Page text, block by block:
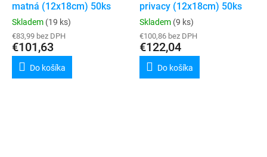
matná (12x18cm) 50ks
Skladem (19 ks)
€83,99 bez DPH
€101,63
Do košíka
privacy (12x18cm) 50ks
Skladem (9 ks)
€100,86 bez DPH
€122,04
Do košíka